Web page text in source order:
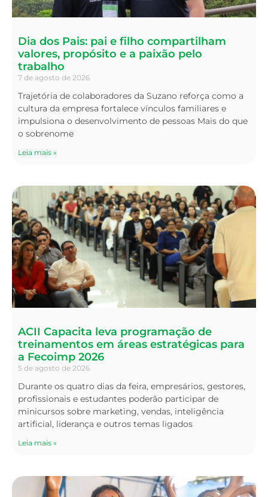
Dia dos Pais: pai e filho compartilham
valores, propósito e a paixão pelo
trabalho
7 de agosto de 2026
Trajetória de colaboradores da Suzano reforça como a
cultura da empresa fortalece vínculos familiares e
impulsiona o desenvolvimento de pessoas Mais do que
o sobrenome
Leia mais »
ACII Capacita leva programação de
treinamentos em áreas estratégicas para
a Fecoimp 2026
5 de agosto de 2026
Durante os quatro dias da feira, empresários, gestores,
profissionais e estudantes poderão participar de
minicursos sobre marketing, vendas, inteligência
artificial, liderança e outros temas ligados
Leia mais »